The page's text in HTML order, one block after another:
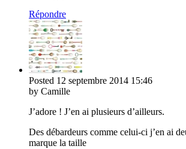
Répondre
Posted 12 septembre 2014 15:46
by Camille
J’adore ! J’en ai plusieurs d’ailleurs.
Des débardeurs comme celui-ci j’en ai
marque la taille